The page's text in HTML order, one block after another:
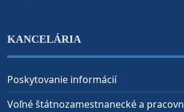
KANCELÁRIA
Poskytovanie informácií
Voľné štátnozamestnanecké a